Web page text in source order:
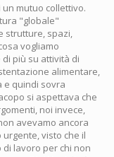
mutuo collettivo.
"globale"
strutture, spazi,
vogliamo
più su attività di
alimentare,
e quindi sovra
si aspettava che
noi invece,
avevamo ancora
visto che il
lavoro per chi non